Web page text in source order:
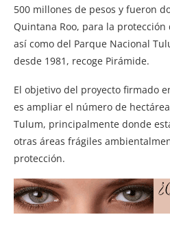
500 millones de pesos y fueron
Quintana Roo, para la
así como del Parque Nacional
desde 1981, recoge Pirámide.
El objetivo del proyecto firmado
es ampliar el número de
Tulum, principalmente donde
otras áreas frágiles
protección.